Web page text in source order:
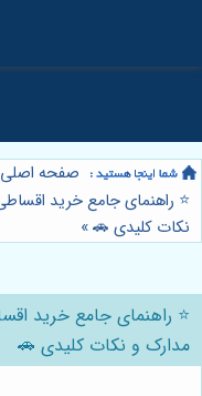
صفحه اصلی
نکات کلیدی 🚗»
مدارک و نکات کلیدی 🚗